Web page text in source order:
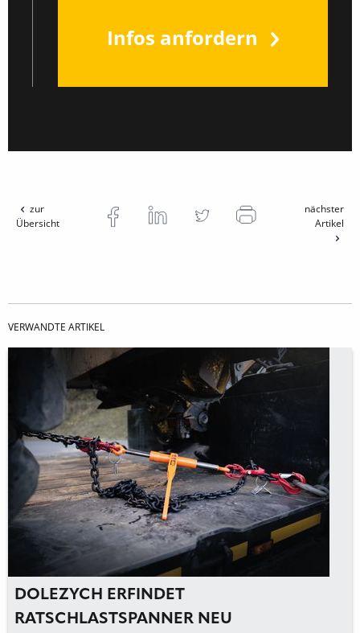
Infos anfordern
zur
Übersicht
nächster
Artikel
VERWANDTE ARTIKEL
DOLEZYCH ERFINDET
RATSCHLASTSPANNER NEU